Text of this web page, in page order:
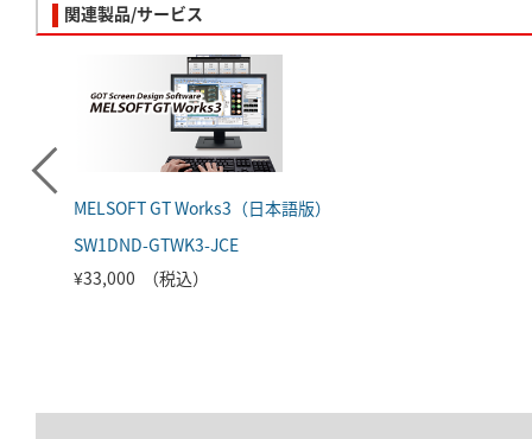
関連製品/サービス
MELSOFT GT Works3（日本語版）
SW1DND-GTWK3-JCE
¥33,000 （税込）